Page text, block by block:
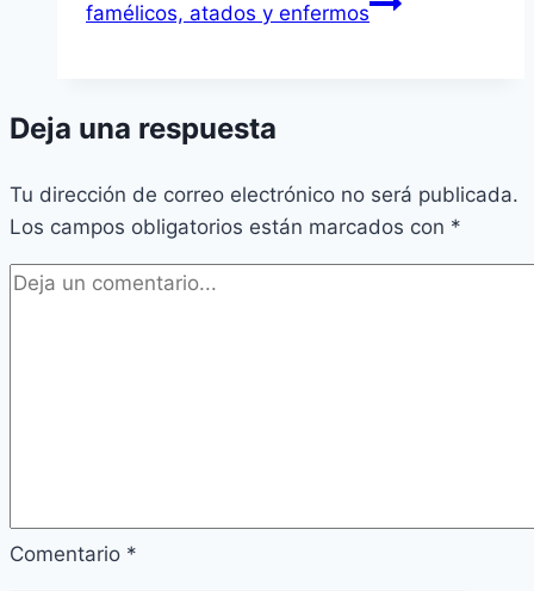
famélicos, atados y enfermos
Deja una respuesta
Tu dirección de correo electrónico no será publicada.
Los campos obligatorios están marcados con *
Comentario *